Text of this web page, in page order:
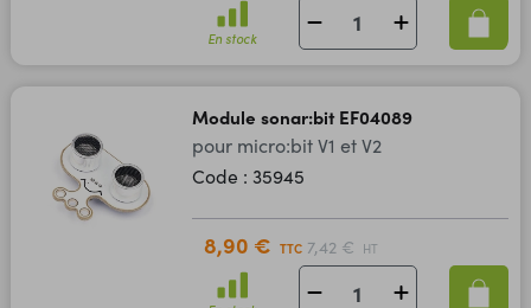
En stock
Module sonar:bit EF04089
pour micro:bit V1 et V2
Code : 35945
8,90 € TTC 7,42 € HT